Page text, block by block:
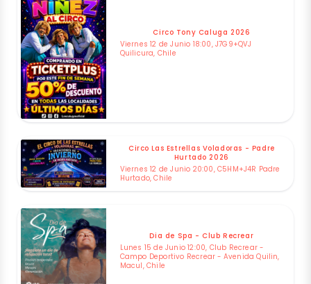
Circo Tony Caluga 2026
Viernes 12 de Junio 18:00, J7G9+QVJ
Quilicura, Chile
Circo Las Estrellas Voladoras - Padre
Hurtado 2026
Viernes 12 de Junio 20:00, C5HM+J4R Padre
Hurtado, Chile
Dia de Spa - Club Recrear
Lunes 15 de Junio 12:00, Club Recrear -
Campo Deportivo Recrear - Avenida Quilin,
Macul, Chile